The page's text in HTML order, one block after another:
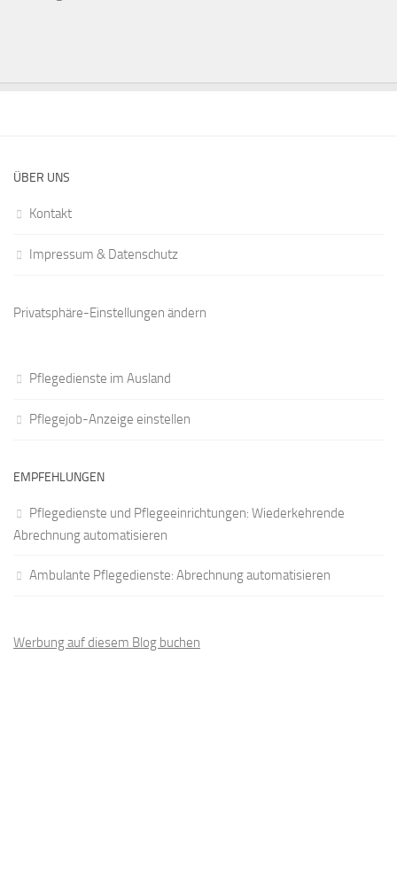
ÜBER UNS
Kontakt
Impressum & Datenschutz
Privatsphäre-Einstellungen ändern
Pflegedienste im Ausland
Pflegejob-Anzeige einstellen
EMPFEHLUNGEN
Pflegedienste und Pflegeeinrichtungen: Wiederkehrende
Abrechnung automatisieren
Ambulante Pflegedienste: Abrechnung automatisieren
Werbung auf diesem Blog buchen